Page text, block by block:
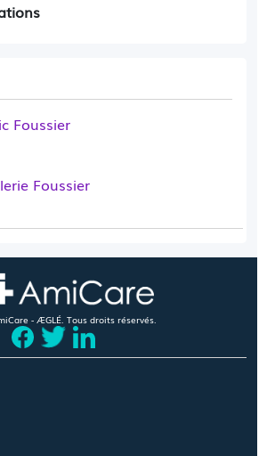
Foussier
Foussier
- ÆGLÉ. Tous droits réservés.